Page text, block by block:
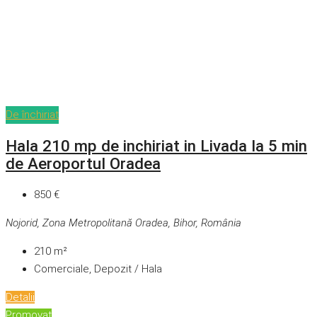
De închiriat
Hala 210 mp de inchiriat in Livada la 5 min
de Aeroportul Oradea
850 €
Nojorid, Zona Metropolitană Oradea, Bihor, România
210 m²
Comerciale, Depozit / Hala
Detalii